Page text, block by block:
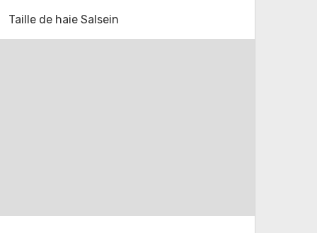
Taille de haie Salsein